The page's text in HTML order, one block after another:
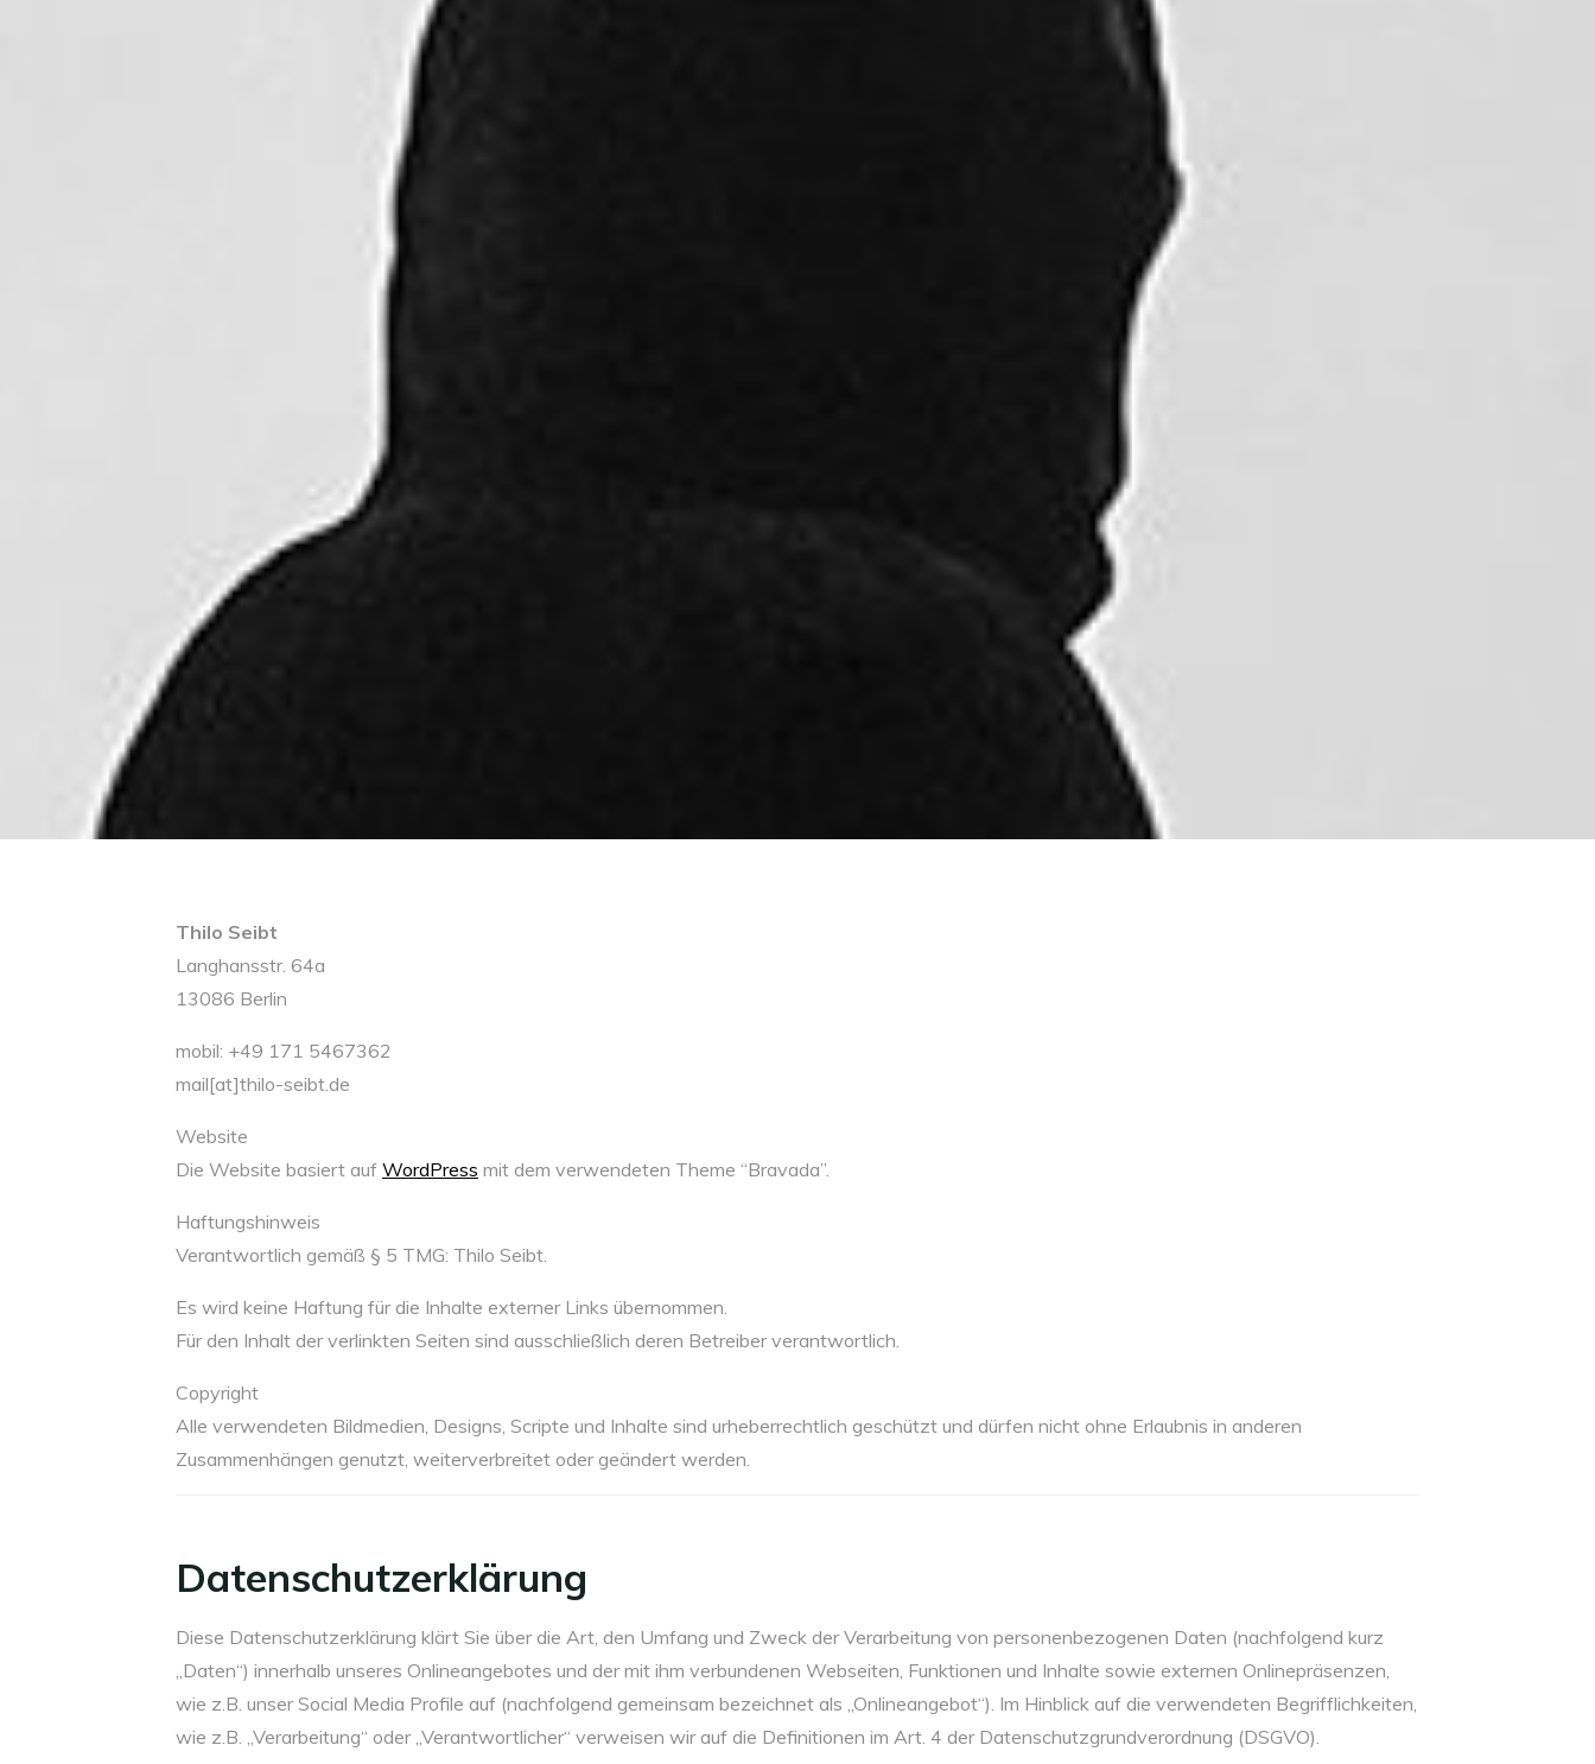
Thilo Seibt
Langhansstr. 64a
13086 Berlin
mobil: +49 171 5467362
mail[at]thilo-seibt.de
Website
Die Website basiert auf WordPress mit dem verwendeten Theme “Bravada”.
Haftungshinweis
Verantwortlich gemäß § 5 TMG: Thilo Seibt.
Es wird keine Haftung für die Inhalte externer Links übernommen.
Für den Inhalt der verlinkten Seiten sind ausschließlich deren Betreiber verantwortlich.
Copyright
Alle verwendeten Bildmedien, Designs, Scripte und Inhalte sind urheberrechtlich geschützt und dürfen nicht ohne Erlaubnis in anderen
Zusammenhängen genutzt, weiterverbreitet oder geändert werden.
Datenschutzerklärung
Diese Datenschutzerklärung klärt Sie über die Art, den Umfang und Zweck der Verarbeitung von personenbezogenen Daten (nachfolgend kurz
„Daten“) innerhalb unseres Onlineangebotes und der mit ihm verbundenen Webseiten, Funktionen und Inhalte sowie externen Onlinepräsenzen,
wie z.B. unser Social Media Profile auf (nachfolgend gemeinsam bezeichnet als „Onlineangebot“). Im Hinblick auf die verwendeten Begrifflichkeiten,
wie z.B. „Verarbeitung“ oder „Verantwortlicher“ verweisen wir auf die Definitionen im Art. 4 der Datenschutzgrundverordnung (DSGVO).